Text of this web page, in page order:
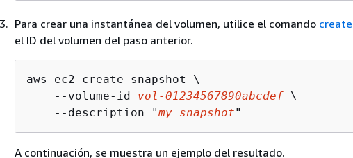
Para crear una instantánea del volumen, utilice el comando
el ID del volumen del paso anterior.
aws ec2 create-snapshot \
    --volume-id
vol-01234567890abcdef \
    --description "
my snapshot"
A continuación, se muestra un ejemplo del resultado.